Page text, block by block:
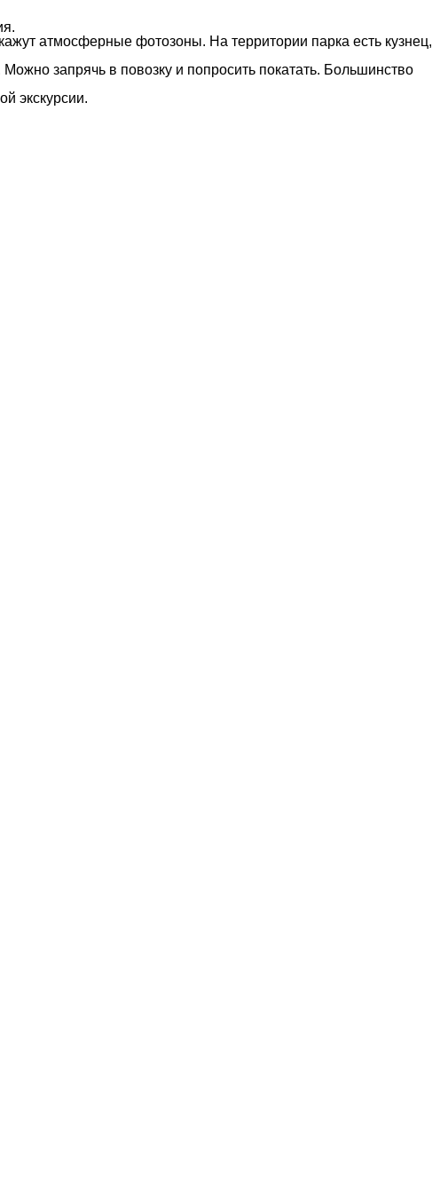
атмосферные фотозоны. На территории парка есть кузнец,
запрячь в повозку и попросить покатать. Большинство
экскурсии.